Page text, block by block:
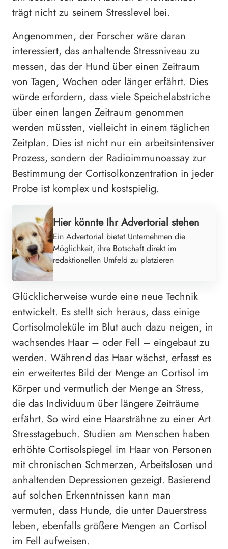
trägt nicht zu seinem Stresslevel bei.
Angenommen, der Forscher wäre daran
interessiert, das anhaltende Stressniveau zu
messen, das der Hund über einen Zeitraum
von Tagen, Wochen oder länger erfährt. Dies
würde erfordern, dass viele Speichelabstriche
über einen langen Zeitraum genommen
werden müssten, vielleicht in einem täglichen
Zeitplan. Dies ist nicht nur ein arbeitsintensiver
Prozess, sondern der Radioimmunoassay zur
Bestimmung der Cortisolkonzentration in jeder
Probe ist komplex und kostspielig.
Hier könnte Ihr Advertorial stehen
Ein Advertorial bietet Unternehmen die
Möglichkeit, ihre Botschaft direkt im
redaktionellen Umfeld zu platzieren
Glücklicherweise wurde eine neue Technik
entwickelt. Es stellt sich heraus, dass einige
Cortisolmoleküle im Blut auch dazu neigen, in
wachsendes Haar – oder Fell – eingebaut zu
werden. Während das Haar wächst, erfasst es
ein erweitertes Bild der Menge an Cortisol im
Körper und vermutlich der Menge an Stress,
die das Individuum über längere Zeiträume
erfährt. So wird eine Haarsträhne zu einer Art
Stresstagebuch. Studien am Menschen haben
erhöhte Cortisolspiegel im Haar von Personen
mit chronischen Schmerzen, Arbeitslosen und
anhaltenden Depressionen gezeigt. Basierend
auf solchen Erkenntnissen kann man
vermuten, dass Hunde, die unter Dauerstress
leben, ebenfalls größere Mengen an Cortisol
im Fell aufweisen.